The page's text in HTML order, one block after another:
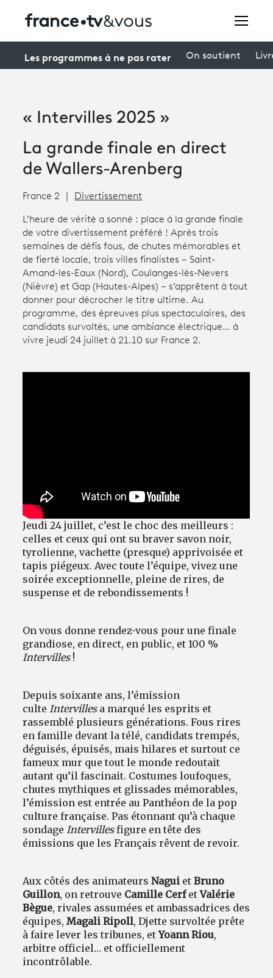
connexion
Avantages fidélité
À la une
Participer et assister à une émission
Productions et innovation
Programme tv
Les programmes à ne pas rater On soutient
« Intervilles 2025 »
La grande finale en direct
de Wallers-Arenberg
France 2 Divertissement
L’heure de vérité a sonné : place à la grande finale
de votre divertissement préféré ! Après trois
semaines de défis fous, de chutes mémorables et
de fierté locale, trois villes finalistes – Saint-
Amand-les-Eaux (Nord), Coulanges-lès-Nevers
(Nièvre) et Gap (Hautes-Alpes) – s’apprêtent à tout
donner pour décrocher le titre ultime. Au
programme, des épreuves plus spectaculaires, des
candidats survoltés, une ambiance électrique… à
vivre jeudi 24 juillet à 21.10 sur France 2.
Jeudi 24 juillet, c’est le choc des meilleurs :
celles et ceux qui ont su braver savon noir,
tyrolienne, vachette (presque) apprivoisée et
tapis piégeux. Avec toute l’équipe, vivez une
soirée exceptionnelle, pleine de rires, de
suspense et de rebondissements !
On vous donne rendez-vous pour une finale
grandiose, en direct, en public, et 100 %
Intervilles!
Depuis soixante ans, l’émission
culte Intervilles a marqué les esprits et
rassemblé plusieurs générations. Fous rires
en famille devant la télé, candidats trempés,
déguisés, épuisés, mais hilares et surtout ce
fameux mur que tout le monde redoutait
autant qu’il fascinait. Costumes loufoques,
chutes mythiques et glissades mémorables,
l’émission est entrée au Panthéon de la pop
culture française. Pas étonnant qu’à chaque
sondage Intervillesfigure en tête des
émissions que les Français rêvent de revoir.
Aux côtés des animateursNagui etBruno
Guillon, on retrouve Camille CerfetValérie
Bègue, rivales assumées et ambassadrices des
équipes,Magali Ripoll, Djette survoltée prête
à faire lever les tribunes, etYoann Riou,
arbitre officiel… et officiellement
incontrôlable.